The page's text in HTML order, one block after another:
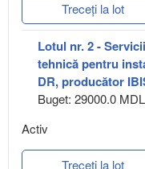
Treceți la lot
Lotul nr. 2 -
tehnică pentru
DR, producător
Buget: 29000.0 MDL
Activ
Treceți la lot